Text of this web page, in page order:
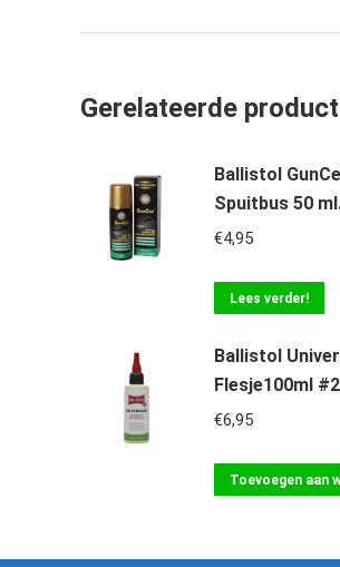
Gerelateerde
Ballistol
Spuitbus 50
€4,95
Lees verder!
Ballistol
Flesje100ml
€6,95
Toevoegen aan